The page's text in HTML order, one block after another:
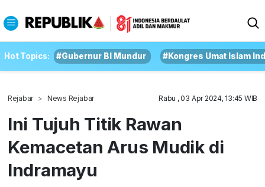
Hot Topics: #Gubernur BI Mundur #Kongres Umat Islam
Rejabar News Rejabar Rabu , 03 Apr 2024, 13:45 WIB
Ini Tujuh Titik Rawan
Kemacetan Arus Mudik di
Indramayu